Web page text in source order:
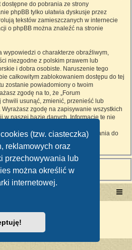
(tzw. ciasteczka)
reklamowych oraz
przechowywania lub
można określić w
internetowej.
dostępne do pobrania ze strony
phpBB tylko ułatwia dyskusje przez
tekstów zamieszczanych w internecie
o phpBB można znaleźć na stronie
wypowiedzi o charakterze obraźliwym,
niezgodne z polskim prawem lub
i dobra osobiste. Naruszenie tego
całkowitym zablokowaniem dostępu do tej
zostanie powiadomiony o twoim
zgodę na to, że „Forum
chwili usunąć, zmienić, przenieść lub
zgodę na zapisywanie wszystkich
w naszej bazie danych. Informacje te nie
ponosi odpowiedzialności za włamania do
do kradzieży danych.
językowy dostarcza